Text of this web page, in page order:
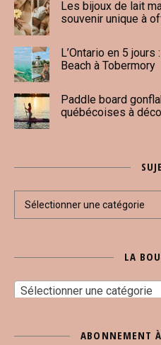
Les bijoux de lait
souvenir unique à
L’Ontario en 5
Beach à Tobermory
Paddle board
québécoises à
LA
Sélectionner une catégorie
ABONNEMENT